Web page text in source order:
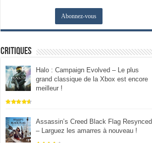
Critiques
Halo : Campaign Evolved – Le plus
grand classique de la Xbox est encore
meilleur !
Assassin’s Creed Black Flag Resynced
– Larguez les amarres à nouveau !